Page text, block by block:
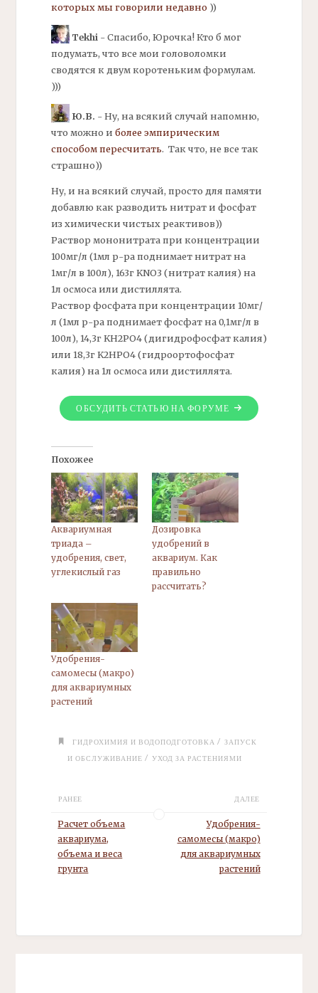
которых мы говорили недавно))
Tekhi - Спасибо, Юрочка! Кто б мог
подумать, что все мои головоломки
сводятся к двум коротеньким формулам.
)))
Ю.В. - Ну, на всякий случай напомню,
что можно и более эмпирическим
способом пересчитать. Так что, не все так
страшно))
Ну, и на всякий случай, просто для памяти
добавлю как разводить нитрат и фосфат
из химически чистых реактивов))
Раствор мононитрата при концентрации
100мг/л (1мл р-ра поднимает нитрат на
1мг/л в 100л), 163г KNO3 (нитрат калия) на
1л осмоса или дистиллята.
Раствор фосфата при концентрации 10мг/
л (1мл р-ра поднимает фосфат на 0,1мг/л в
100л), 14,3г KH2PO4 (дигидрофосфат калия)
или 18,3г K2HPO4 (гидроортофосфат
калия) на 1л осмоса или дистиллята.
ОБСУДИТЬ СТАТЬЮ НА ФОРУМЕ
Похожее
Аквариумная
триада –
удобрения, свет,
углекислый газ
Дозировка
удобрений в
аквариум. Как
правильно
рассчитать?
Удобрения-
самомесы (макро)
для аквариумных
растений
ГИДРОХИМИЯ И ВОДОПОДГОТОВКА / ЗАПУСК
И ОБСЛУЖИВАНИЕ / УХОД ЗА РАСТЕНИЯМИ
РАНЕЕ
Расчет объема
аквариума,
объема и веса
грунта
ДАЛЕЕ
Удобрения-
самомесы (макро)
для аквариумных
растений